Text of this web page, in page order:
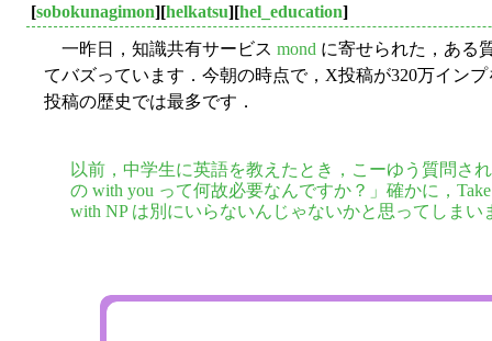
[sobokunagimon][helkatsu][hel_education]
一昨日，知識共有サービス mond に寄せられた，ある
てバズっています．今朝の時点で，X投稿が320万イン
投稿の歴史では最多です．
以前，中学生に英語を教えたとき，こーゆう質問され
の with you って何故必要なんですか？」確かに，
with NP は別にいらないんじゃないかと思ってしまい